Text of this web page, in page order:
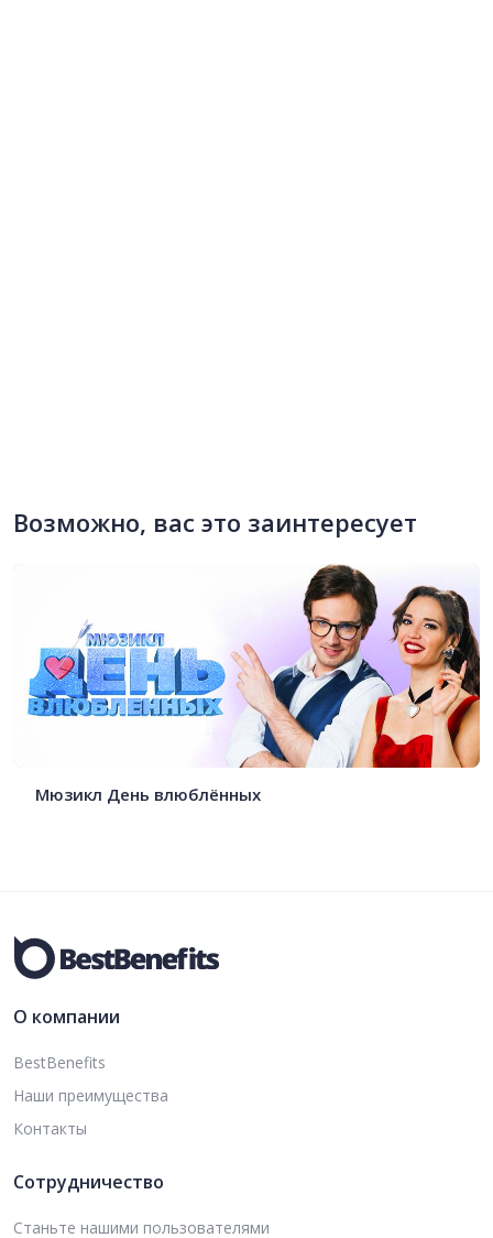
Возможно, вас это заинтересует
Мюзикл День влюблённых
О компании
BestBenefits
Наши преимущества
Контакты
Сотрудничество
Станьте нашими пользователями